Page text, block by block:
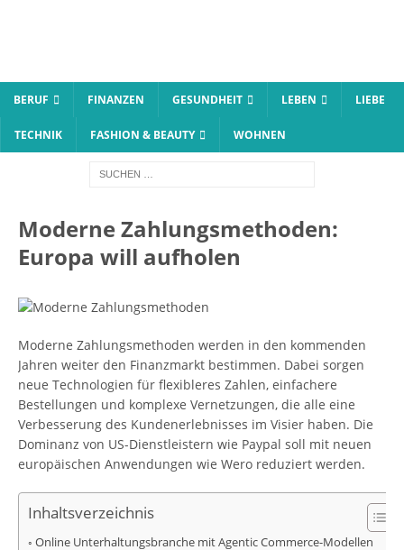
BERUF FINANZEN GESUNDHEIT LEBEN LIEBE
TECHNIK FASHION & BEAUTY WOHNEN
Moderne Zahlungsmethoden:
Europa will aufholen
Moderne Zahlungsmethoden werden in den kommenden
Jahren weiter den Finanzmarkt bestimmen. Dabei sorgen
neue Technologien für flexibleres Zahlen, einfachere
Bestellungen und komplexe Vernetzungen, die alle eine
Verbesserung des Kundenerlebnisses im Visier haben. Die
Dominanz von US-Dienstleistern wie Paypal soll mit neuen
europäischen Anwendungen wie Wero reduziert werden.
Inhaltsverzeichnis
Online Unterhaltungsbranche mit Agentic Commerce-Modellen